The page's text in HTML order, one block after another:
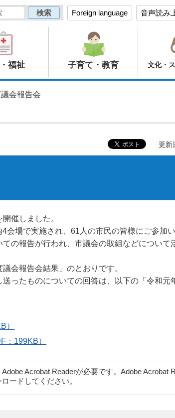
Foreign language 音声読み
福祉 子育て・教育 文化・
会報告会
更新
催しました。
場で実施され、61人の市民の皆様にご参加い
の報告が行われ、市議会の取組などについて
会報告会結果」のとおりです。
ったものについての回答は、以下の「令和元
）
：199KB）
Acrobat Readerが必要です。Adobe Acrobat
ードしてください。